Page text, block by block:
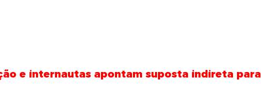
e internautas apontam suposta indireta para